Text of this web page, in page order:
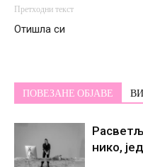
Претходни текст
Отишла си
ПОВЕЗАНЕ ОБЈАВЕ
нико,